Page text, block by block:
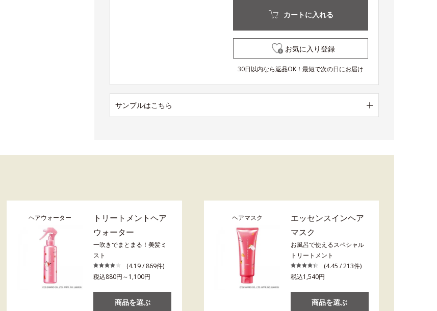
カートに入れる
お気に入り登録
30日以内なら返品OK！最短で次の日にお届け
サンプルはこちら
ヘアウォーター
トリートメントヘア
ウォーター
一吹きでまとまる！美髪ミ
スト
(4.19 / 869件)
税込880円～1,100円
商品を選ぶ
ヘアマスク
エッセンスインヘア
マスク
お風呂で使えるスペシャル
トリートメント
(4.45 / 213件)
税込1,540円
商品を選ぶ